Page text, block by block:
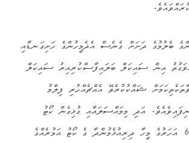
ބެލުމުގެ ދަށަށް ގެނެސް އެދެމީހުންގެ ހަށިގަނޑާއި
އެވަގުތު އިން ސައިކަލް ބަލައިފާސްކުރިއިރު ސައިކަލް
ޝައްކުކުރެވޭ އެއްޗެއްހުރި ފިލްމު
އަދި މިމައްސަލައާއި ގުޅިގެން ކޯޓު
އަމުރެއްގެ ދަށުން 62 އަހަރުގެ މީހާ ދިރިއުޅެމުންދާ ގެ ކޯޓު އަމުރެއްގެ